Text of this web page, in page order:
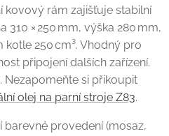
kovový rám zajišťuje stabilní
310 × 250 mm, výška 280 mm,
250 cm³. Vhodný pro
připojení dalších zařízení.
Nezapomeňte si přikoupit
olej na parní stroje Z83.
barevné provedení (mosaz,